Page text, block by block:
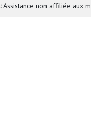
Assistance non affiliée aux